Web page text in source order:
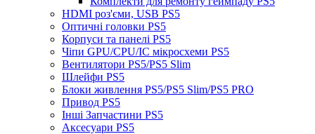
HDMI роз'єми, USB PS5
Оптичні головки PS5
Корпуси та панелі PS5
Чіпи GPU/CPU/IC мікросхеми PS5
Вентилятори PS5/PS5 Slim
Шлейфи PS5
Блоки живлення PS5/PS5 Slim/PS5 PRO
Привод PS5
Інші Запчастини PS5
Аксесуари PS5